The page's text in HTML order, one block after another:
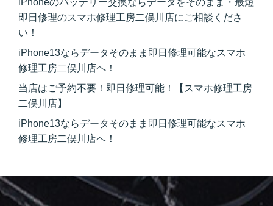
iPhoneのバッテリー交換ならデータをそのまま・最短
即日修理のスマホ修理工房二俣川店にご相談くださ
い！
iPhone13ならデータそのまま即日修理可能なスマホ
修理工房二俣川店へ！
当店はご予約不要！即日修理可能！【スマホ修理工房
二俣川店】
iPhone13ならデータそのまま即日修理可能なスマホ
修理工房二俣川店へ！